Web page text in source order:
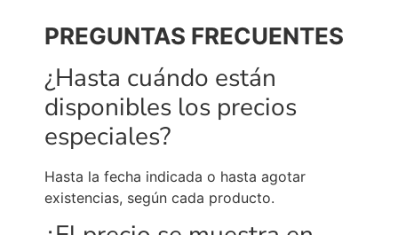
PREGUNTAS FRECUENTES
¿Hasta cuándo están
disponibles los precios
especiales?
Hasta la fecha indicada o hasta agotar
existencias, según cada producto.